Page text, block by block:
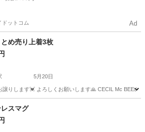
ドットコム Ad
め売り上着3枚
5月20日
りします💓‪ よろしくお願いします🙏 CECIL Mc BEEの
スマグ